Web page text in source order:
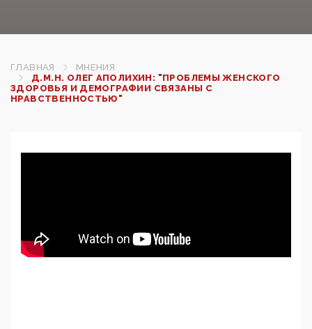
ГЛАВНАЯ
МНЕНИЯ
Д.М.Н. ОЛЕГ АПОЛИХИН: "ПРОБЛЕМЫ ЖЕНСКОГО
ЗДОРОВЬЯ И ДЕМОГРАФИИ СВЯЗАНЫ С
НРАВСТВЕННОСТЬЮ"